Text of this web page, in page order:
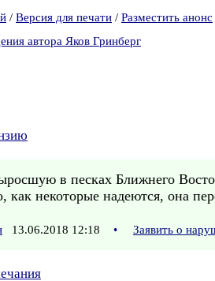
/ Версия для печати / Разместить анонс
автора Яков Гринберг
в песках Ближнего
как некоторые надеются, она
13.06.2018 12:18 • Заявить о